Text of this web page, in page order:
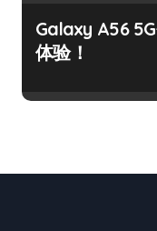
Galaxy A56
体验！